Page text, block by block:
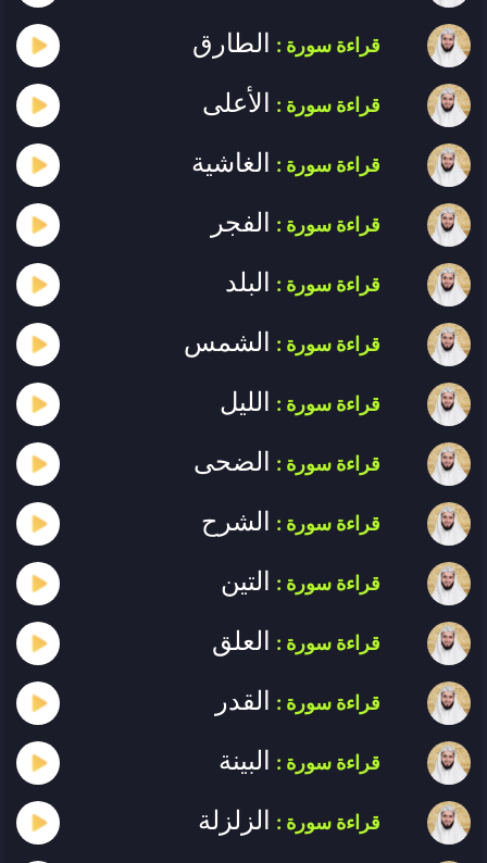
قراءة سورة : الطارق
قراءة سورة : الأعلى
قراءة سورة : الغاشية
قراءة سورة : الفجر
قراءة سورة : البلد
قراءة سورة : الشمس
قراءة سورة : الليل
قراءة سورة : الضحى
قراءة سورة : الشرح
قراءة سورة : التين
قراءة سورة : العلق
قراءة سورة : القدر
قراءة سورة : البينة
قراءة سورة : الزلزلة